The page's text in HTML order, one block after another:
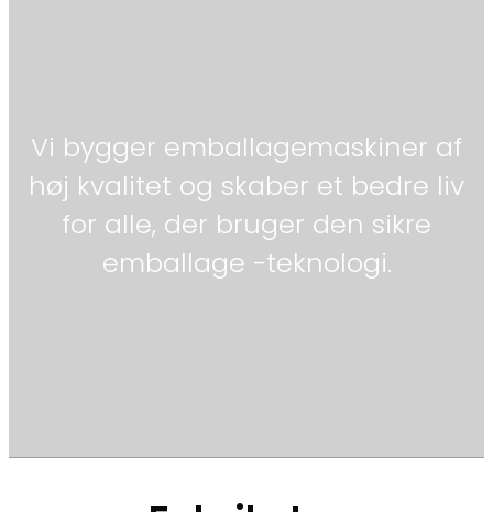
Vi bygger emballagemaskiner af
høj kvalitet og skaber et bedre liv
for alle, der bruger den sikre
emballage -teknologi.